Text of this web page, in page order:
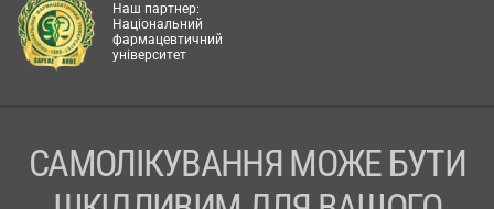
Наш партнер:
Національний
фармацевтичний
університет
САМОЛІКУВАННЯ МОЖЕ БУТИ